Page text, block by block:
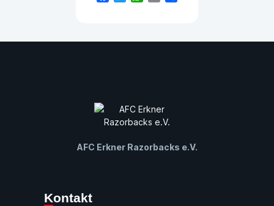
AFC Erkner Razorbacks e.V.
Kontakt